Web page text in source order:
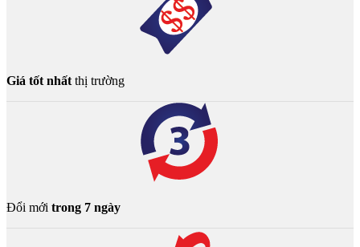
Giá tốt nhất thị trường
Đổi mới trong 7 ngày